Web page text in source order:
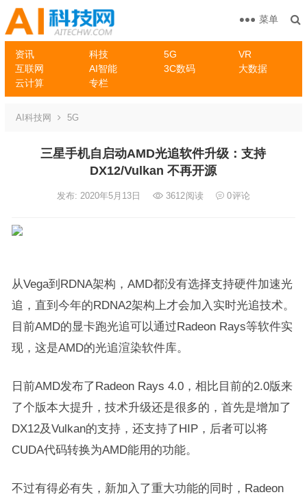
资讯 科技 5G
VR
互联网
AI智能 3C数码
大数据
云计算
专栏
菜单
AI科技网 5G
三星手机自启动AMD光追软件升级：支持
DX12/Vulkan 不再开源
发布: 2020年5月13日 3612阅读 0评论
从Vega到RDNA架构，AMD都没有选择支持硬件加速光
追，直到今年的RDNA2架构上才会加入实时光追技术。
目前AMD的显卡跑光追可以通过Radeon Rays等软件实
现，这是AMD的光追渲染软件库。
日前AMD发布了Radeon Rays 4.0，相比目前的2.0版来
了个版本大提升，技术升级还是很多的，首先是增加了
DX12及Vulkan的支持，还支持了HIP，后者可以将
CUDA代码转换为AMD能用的功能。
不过有得必有失，新加入了重大功能的同时，Radeon